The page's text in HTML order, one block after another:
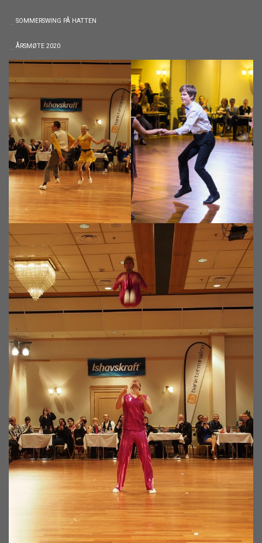
SOMMERSWING PÅ HATTEN
ÅRSMØTE 2020